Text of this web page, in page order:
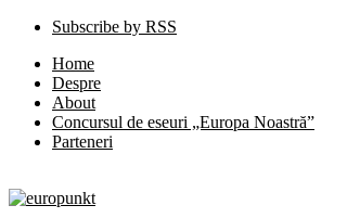
Subscribe by RSS
Home
Despre
About
Concursul de eseuri „Europa Noastră”
Parteneri